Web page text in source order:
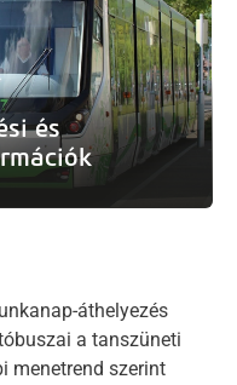
és
áthelyezés
a tanszüneti
menetrend szerint